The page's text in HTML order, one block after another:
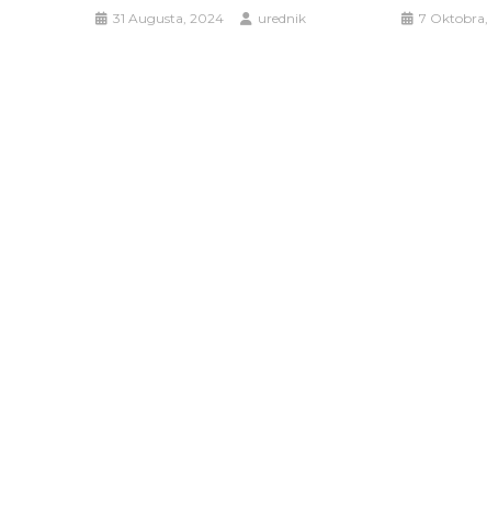
31 Augusta, 2024 urednik 7